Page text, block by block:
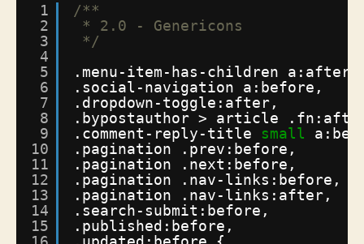
1
2
3
4
5
6
7
8
9
10
11
12
13
14
15
/**
* 2.0 - Genericons
*/
.menu-item-has-children a:after,
.social-navigation a:before,
.dropdown-toggle:after,
.bypostauthor > article
.comment-reply-title small
.pagination .prev:before,
.pagination .next:before,
.pagination .nav-links:before,
.pagination .nav-links:after,
.search-submit:before,
.published:before,